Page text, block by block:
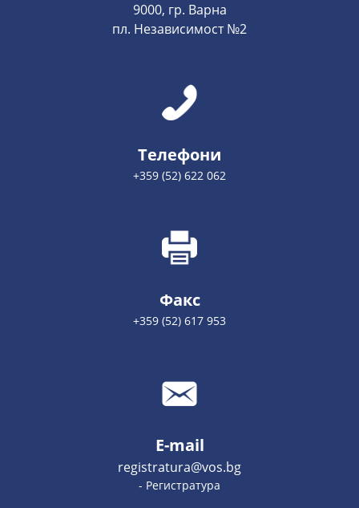
9000, гр. Варна
пл. Независимост №2
Телефони
+359 (52) 622 062
Факс
+359 (52) 617 953
E-mail
registratura@vos.bg
- Регистратура